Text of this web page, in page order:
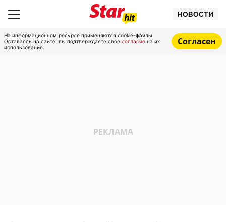
НОВОСТИ
На информационном ресурсе применяются cookie-файлы.
Оставаясь на сайте, вы подтверждаете свое согласие на их
использование.
Согласен